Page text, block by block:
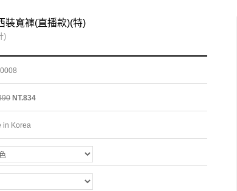
裝寬褲(直播款)(特)
)
NT.834
in Korea